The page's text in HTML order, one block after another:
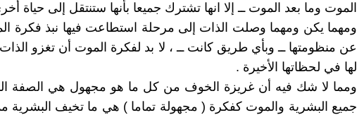
الموت وما بعد الموت ــ إلا انها تشترك جميعا بأنها ستنتقل إلى حياة
ومهما يكن ومهما وصلت الذات إلى مرحلة استطاعت فيها نبذ فكرة
عن منظومتها ــ وبأي طريق كانت ــ ، لا بد لفكرة الموت أن تغزو
لها في لحظاتها الأخيرة .
ومما لا شك فيه أن غريزة الخوف من كل ما هو مجهول هي الصفة
جميع البشرية والموت كفكرة ( مجهولة تماما ) هي ما تخيف البشرية